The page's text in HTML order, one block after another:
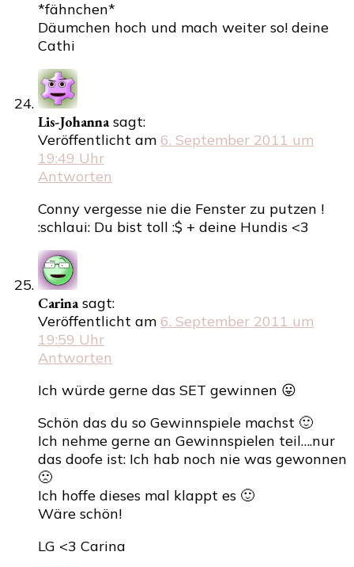
*fähnchen*
Däumchen hoch und mach weiter so! deine
Cathi
Lis-Johanna sagt:
Veröffentlicht am 6. September 2011 um
19:49 Uhr
Antworten
Conny vergesse nie die Fenster zu putzen !
:schlaui: Du bist toll :$ + deine Hundis <3
Carina sagt:
Veröffentlicht am 6. September 2011 um
19:59 Uhr
Antworten
Ich würde gerne das SET gewinnen 😛
Schön das du so Gewinnspiele machst 🙂
Ich nehme gerne an Gewinnspielen teil….nur
das doofe ist: Ich hab noch nie was gewonnen
🙁
Ich hoffe dieses mal klappt es 🙂
Wäre schön!
LG <3 Carina